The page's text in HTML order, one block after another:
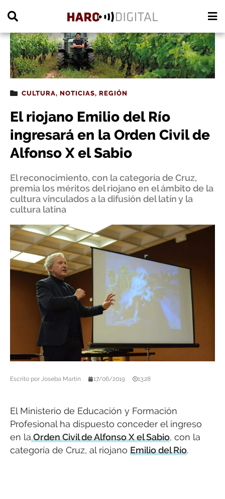
CULTURA, NOTICIAS, REGIÓN
El riojano Emilio del Río
ingresará en la Orden Civil de
Alfonso X el Sabio
El reconocimiento, con la categoría de Cruz,
premia los méritos del riojano en el ámbito de la
cultura vinculados a la difusión del latín y la
cultura latina
Escrito por Joseba Martín 17/06/2019 13:28
El Ministerio de Educación y Formación
Profesional ha dispuesto conceder el ingreso
en laOrden Civil de Alfonso X el Sabio, con la
categoría de Cruz, al riojano Emilio del Río.